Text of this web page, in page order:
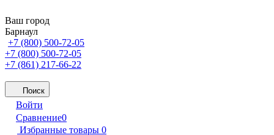
Ваш город
Барнаул
+7 (800) 500-72-05
+7 (800) 500-72-05
+7 (861) 217-66-22
Поиск
Войти
Сравнение0
Избранные товары 0